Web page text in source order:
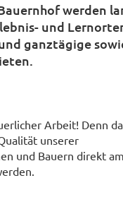
werden
und
ganztägige
Arbeit! Denn
unserer
und Bauern direkt am